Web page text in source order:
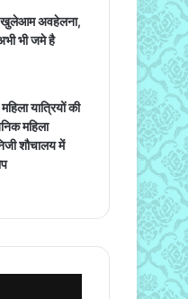
अवहेलना,
भी जमे है
यात्रियों की
महिला
शौचालय में